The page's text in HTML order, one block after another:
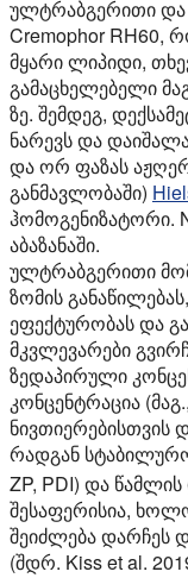
ულტრაბგერითი და
Cremophor RH60,
მყარი ლიპიდი,
გამაცხელებელი
ზე. შემდეგ,
ნარევს და
და ორ ფაზას
განმავლობაში)
ჰომოგენიზატორი.
აბაზანაში.
ულტრაბგერითი
ზომის
ეფექტურობას და
მკვლევარები
ზედაპირული
კონცენტრაცია
ნივთიერებისთვის
რადგან
ZP, PDI) და
შესაფერისია,
შეიძლება დარჩეს
(შდრ. Kiss et al.